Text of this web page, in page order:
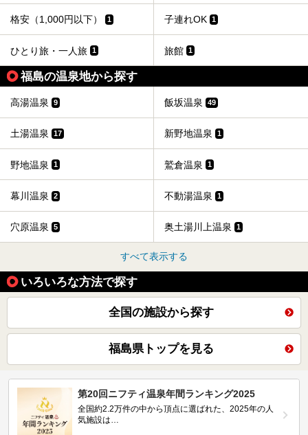
格安（1,000円以下） 1 子連れOK 1
ひとり旅・一人旅 1 旅館 1
福島の温泉地から探す
高湯温泉 9 飯坂温泉 49
土湯温泉 17 新野地温泉 1
野地温泉 1 鷲倉温泉 1
幕川温泉 2 不動湯温泉 1
穴原温泉 5 奥土湯川上温泉 1
すべて表示する
いろいろな方法で探す
全国の施設から探す
福島県トップを見る
第20回ニフティ温泉年間ランキング2025
全国約2.2万件の中から頂点に選ばれた、2025年の人
気施設は…